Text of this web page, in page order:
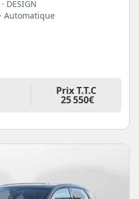
DESIGN
· Automatique
Prix T.T.C
25 550€